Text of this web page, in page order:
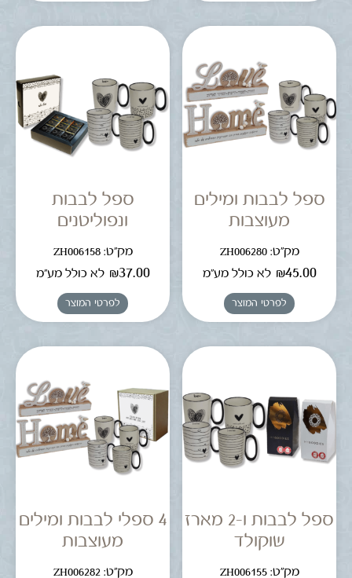
ספל לבבות ומילים
מעוצבות
מק"ט: ZH006280
₪45.00 לא כולל מע"מ
לפרטי המוצר
ספל לבבות
ונפוליטנים
מק"ט: ZH006158
₪37.00 לא כולל מע"מ
לפרטי המוצר
ספל לבבות ו-2 מארז
שוקולד
מק"ט: ZH006155
4 ספלי לבבות ומילים
מעוצבות
מק"ט: ZH006282